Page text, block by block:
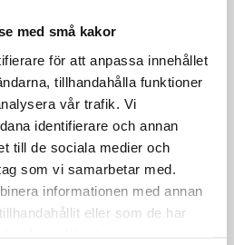
med små kakor
för att anpassa innehållet
tillhandahålla funktioner
vår trafik. Vi
identifierare och annan
till de sociala medier och
som vi samarbetar med.
informationen med annan
eller som de har